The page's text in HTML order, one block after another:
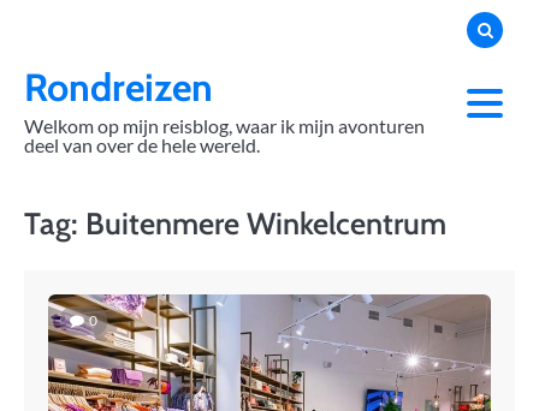
contentRondreizen
Welkom op mijn reisblog, waar ik mijn avonturen
deel van over de hele wereld.
Tag: Buitenmere Winkelcentrum
0